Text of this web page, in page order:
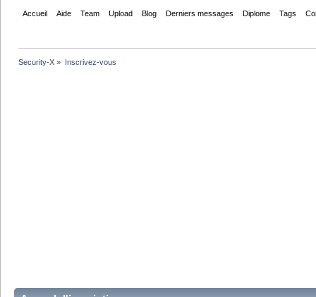
Accueil Aide Team Upload Blog Derniers messages Diplome Tags
Security-X » Inscrivez-vous